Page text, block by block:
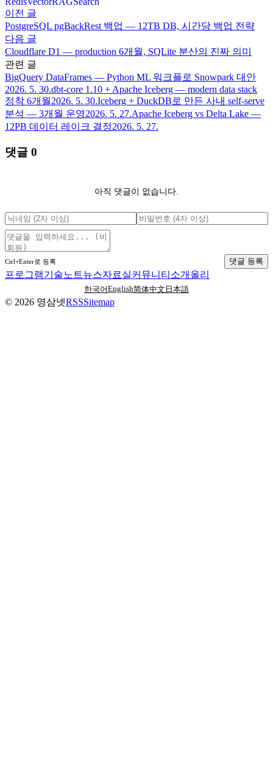
이전 글
PostgreSQL pgBackRest 백업 — 12TB DB, 시간당 백업 전략
다음 글
Cloudflare D1 — production 6개월, SQLite 분산의 진짜 의미
관련 글
BigQuery DataFrames — Python ML 워크플로 Snowpark 대안
2026. 5. 30.dbt-core 1.10 + Apache Iceberg — modern data stack
정착 6개월2026. 5. 30.Iceberg + DuckDB로 만든 사내 self-serve
분석 — 3개월 운영2026. 5. 27.Apache Iceberg vs Delta Lake —
12PB 데이터 레이크 결정2026. 5. 27.
댓글 0
아직 댓글이 없습니다.
Ctrl+Enter로 등록 댓글 등록
프로그램기술노트뉴스자료실커뮤니티 소개 올리
한국어English简体中文 日本語
© 2026 영삼넷RSSSitemap